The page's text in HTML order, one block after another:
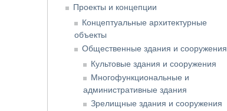
Проекты и концепции
Концептуальные архитектурные
объекты
Общественные здания и сооружения
Культовые здания и сооружения
Многофункциональные и
административные здания
Зрелищные здания и сооружения